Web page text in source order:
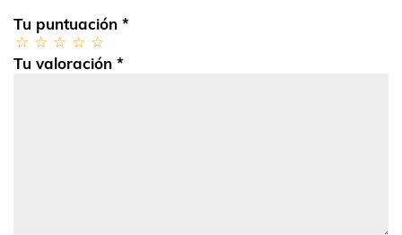
Tu puntuación *
Tu valoración *